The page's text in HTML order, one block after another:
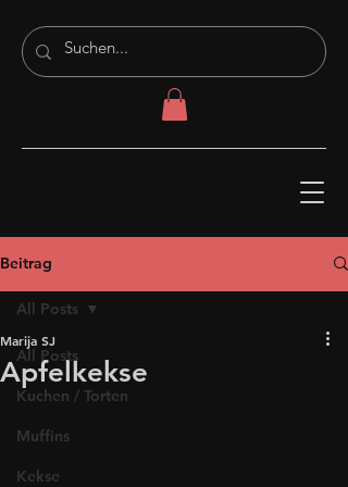
Beitrag
All Posts
Kuchen / Torten
Muffins
Kekse
All Posts
Apfelkekse
Marija SJ